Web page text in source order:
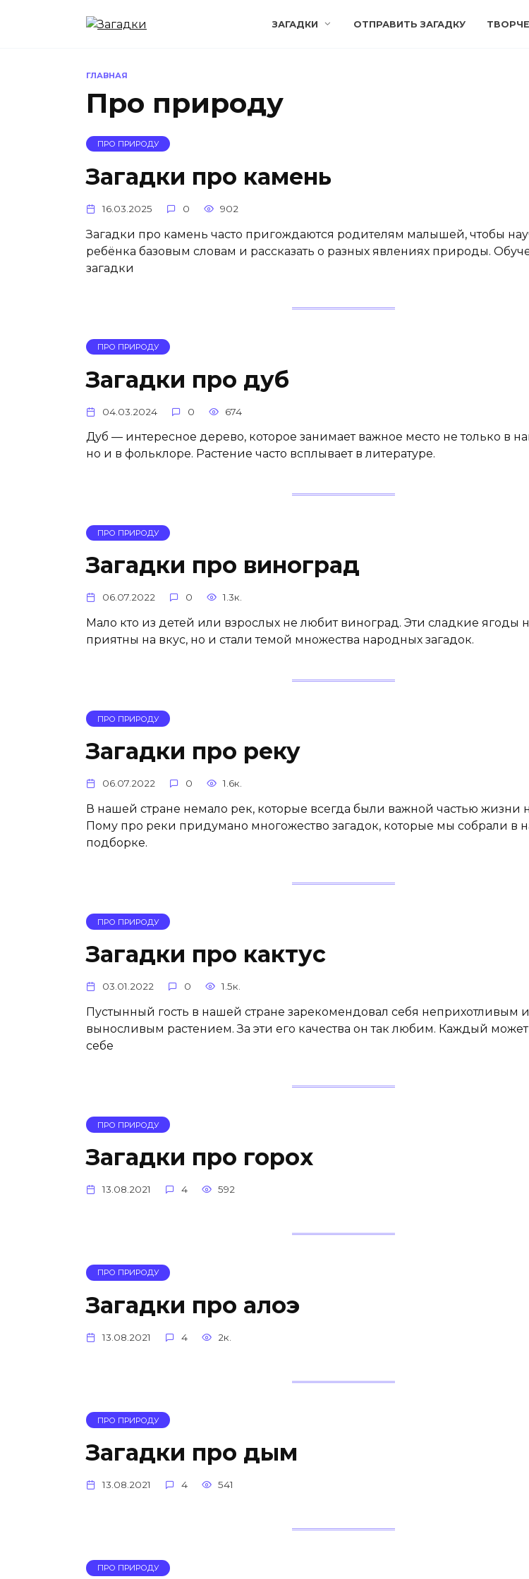
ЗАГАДКИ ОТПРАВИТЬ ЗАГАДКУ
ГЛАВНАЯ
Про природу
ПРО ПРИРОДУ
Загадки про камень
16.03.2025 0 902
Загадки про камень часто пригождаются родителям малышей, чтобы
ребёнка базовым словам и рассказать о разных явлениях природы.
загадки
ПРО ПРИРОДУ
Загадки про дуб
04.03.2024 0 674
Дуб — интересное дерево, которое занимает важное место не только в
но и в фольклоре. Растение часто всплывает в литературе.
ПРО ПРИРОДУ
Загадки про виноград
06.07.2022 0 1.3к.
Мало кто из детей или взрослых не любит виноград. Эти сладкие ягоды
приятны на вкус, но и стали темой множества народных загадок.
ПРО ПРИРОДУ
Загадки про реку
06.07.2022 0 1.6к.
В нашей стране немало рек, которые всегда были важной частью жизни
Пому про реки придумано многожество загадок, которые мы собрали в
подборке.
ПРО ПРИРОДУ
Загадки про кактус
03.01.2022 0 1.5к.
Пустынный гость в нашей стране зарекомендовал себя неприхотливым и
выносливым растением. За эти его качества он так любим. Каждый
себе
ПРО ПРИРОДУ
Загадки про горох
13.08.2021 4 592
ПРО ПРИРОДУ
Загадки про алоэ
13.08.2021 4 2к.
ПРО ПРИРОДУ
Загадки про дым
13.08.2021 4 541
ПРО ПРИРОДУ